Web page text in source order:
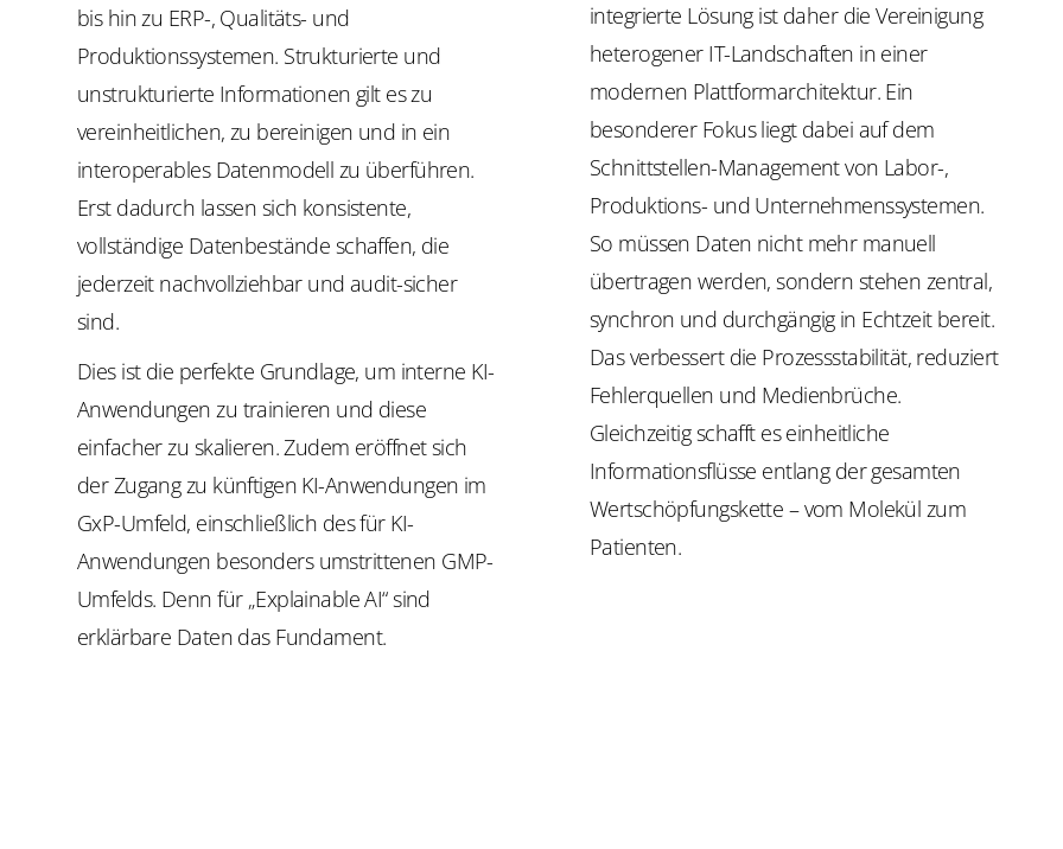
bis hin zu ERP-, Qualitäts- und
Produktionssystemen. Strukturierte und
unstrukturierte Informationen gilt es zu
vereinheitlichen, zu bereinigen und in ein
interoperables Datenmodell zu überführen.
Erst dadurch lassen sich konsistente,
vollständige Datenbestände schaffen, die
jederzeit nachvollziehbar und audit-sicher
sind.
Dies ist die perfekte Grundlage, um interne KI-
Anwendungen zu trainieren und diese
einfacher zu skalieren. Zudem eröffnet sich
der Zugang zu künftigen KI-Anwendungen im
GxP-Umfeld, einschließlich des für KI-
Anwendungen besonders umstrittenen GMP-
Umfelds. Denn für „Explainable AI“ sind
erklärbare Daten das Fundament.
integrierte Lösung ist daher die Vereinigung
heterogener IT-Landschaften in einer
modernen Plattformarchitektur. Ein
besonderer Fokus liegt dabei auf dem
Schnittstellen-Management von Labor-,
Produktions- und Unternehmenssystemen.
So müssen Daten nicht mehr manuell
übertragen werden, sondern stehen zentral,
synchron und durchgängig in Echtzeit bereit.
Das verbessert die Prozessstabilität, reduziert
Fehlerquellen und Medienbrüche.
Gleichzeitig schafft es einheitliche
Informationsflüsse entlang der gesamten
Wertschöpfungskette – vom Molekül zum
Patienten.